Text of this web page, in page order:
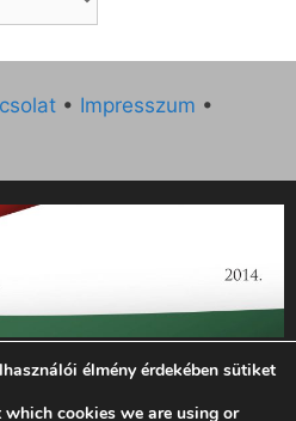
• Impresszum •
2014. évi működésének
14-P-0121 sz. támogatási
000 Ft összegben támogatta az
élmény érdekében sütiket
cookies we are using or